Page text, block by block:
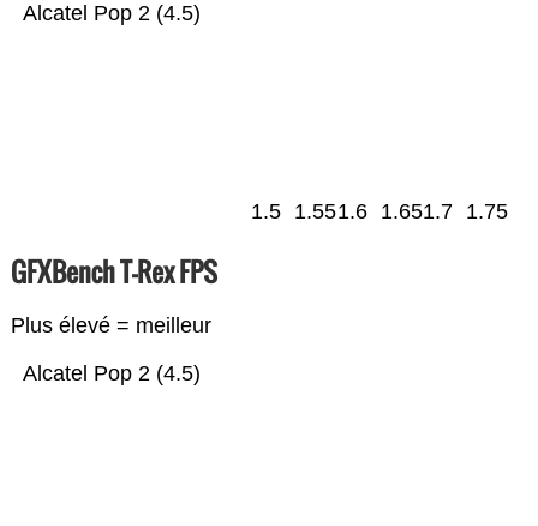
Alcatel Pop 2 (4.5)
1.5 1.551.6 1.651.7 1.75
GFXBench T-Rex FPS
Plus élevé = meilleur
Alcatel Pop 2 (4.5)